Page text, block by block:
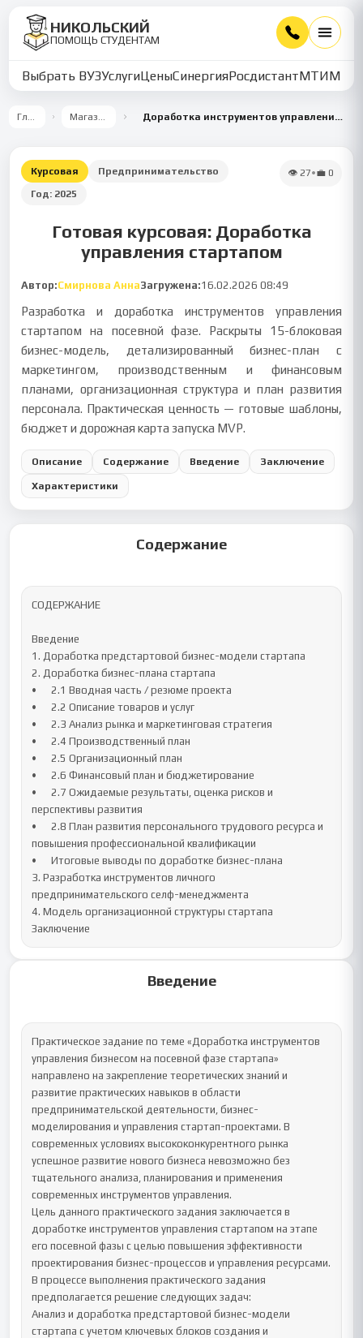
НИКОЛЬСКИЙ
ПОМОЩЬ СТУДЕНТАМ
Выбрать ВУЗУслугиЦеныСинергияРосдистантМТИММУ
Главная Магазин работ Доработка инструментов управления стартапом на посевной фазе
Курсовая
Предпринимательство
Год: 2025
👁 27•💼 0
Готовая курсовая: Доработка
управления стартапом
Автор:Смирнова АннаЗагружена:16.02.2026 08:49
Разработка и доработка инструментов управления
стартапом на посевной фазе. Раскрыты 15-блоковая
бизнес-модель, детализированный бизнес-план с
маркетингом, производственным и финансовым
планами, организационная структура и план развития
персонала. Практическая ценность — готовые шаблоны,
бюджет и дорожная карта запуска MVP.
Описание Содержание Введение Заключение
Характеристики
Содержание
СОДЕРЖАНИЕ
Введение
1. Доработка предстартовой бизнес-модели стартапа
2. Доработка бизнес-плана стартапа
•	2.1 Вводная часть / резюме проекта
•	2.2 Описание товаров и услуг
•	2.3 Анализ рынка и маркетинговая стратегия
•	2.4 Производственный план
•	2.5 Организационный план
•	2.6 Финансовый план и бюджетирование
•	2.7 Ожидаемые результаты, оценка рисков и
перспективы развития
•	2.8 План развития персонального трудового ресурса и
повышения профессиональной квалификации
•	Итоговые выводы по доработке бизнес-плана
3. Разработка инструментов личного
предпринимательского селф-менеджмента
4. Модель организационной структуры стартапа
Заключение
Введение
Практическое задание по теме «Доработка инструментов
управления бизнесом на посевной фазе стартапа»
направлено на закрепление теоретических знаний и
развитие практических навыков в области
предпринимательской деятельности, бизнес-
моделирования и управления стартап-проектами. В
современных условиях высококонкурентного рынка
успешное развитие нового бизнеса невозможно без
тщательного анализа, планирования и применения
современных инструментов управления.
Цель данного практического задания заключается в
доработке инструментов управления стартапом на этапе
его посевной фазы с целью повышения эффективности
проектирования бизнес-процессов и управления ресурсами.
В процессе выполнения практического задания
предполагается решение следующих задач:
Анализ и доработка предстартовой бизнес-модели
стартапа с учетом ключевых блоков создания и